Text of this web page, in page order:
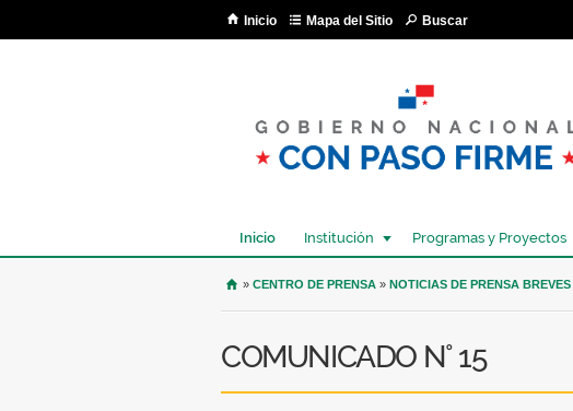
Inicio Mapa del Sitio Buscar
Inicio Institución Programas y Proyectos
USTED SE ENCUENTRA AQUÍ
» CENTRO DE PRENSA » NOTICIAS DE PRENSA BREVES
COMUNICADO N° 15